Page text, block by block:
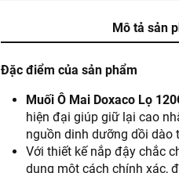
Mô tả sản
Đặc điểm của sản phẩm
Muối Ô Mai Doxaco Lọ
hiện đại giúp giữ lại cao
nguồn dinh dưỡng dồi dào
Với thiết kế nắp đậy chắc
dụng một cách chính xác,